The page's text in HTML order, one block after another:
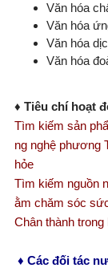
Văn hóa
Văn hóa
Văn hóa
Văn hóa
♦ Tiêu chí hoạt
Tìm kiếm sản
ng nghệ phương
hỏe
Tìm kiếm nguồn
ằm chăm sóc
Chân thành
♦ Các đối tác